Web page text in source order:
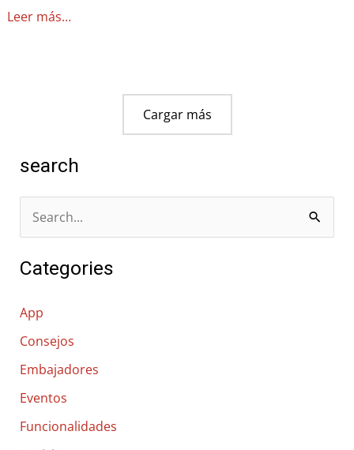
Leer más…
Cargar más
search
s
a
r
p
o
r
Categories
App
Consejos
Embajadores
Eventos
Funcionalidades